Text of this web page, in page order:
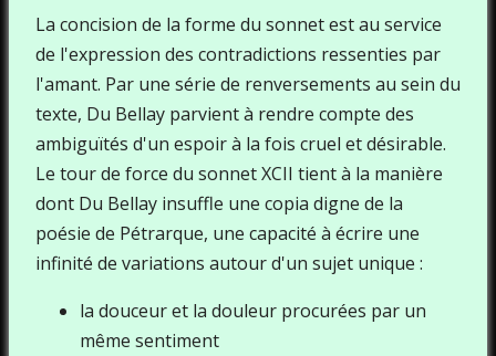
La concision de la forme du sonnet est au service
de l'expression des contradictions ressenties par
l'amant. Par une série de renversements au sein du
texte, Du Bellay parvient à rendre compte des
ambiguïtés d'un espoir à la fois cruel et désirable.
Le tour de force du sonnet XCII tient à la manière
dont Du Bellay insuffle une copia digne de la
poésie de Pétrarque, une capacité à écrire une
infinité de variations autour d'un sujet unique :
la douceur et la douleur procurées par un
même sentiment